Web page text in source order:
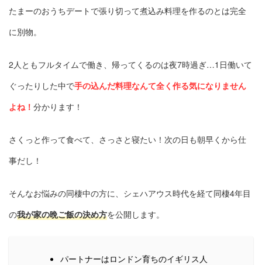
たまーのおうちデートで張り切って煮込み料理を作るのとは完全
に別物。
2人ともフルタイムで働き、帰ってくるのは夜7時過ぎ…1日働いて
ぐったりした中で手の込んだ料理なんて全く作る気になりません
よね！ 分かります！
さくっと作って食べて、さっさと寝たい！次の日も朝早くから仕
事だし！
そんなお悩みの同棲中の方に、シェハアウス時代を経て同棲4年目
の我が家の晩ご飯の決め方を公開します。
パートナーはロンドン育ちのイギリス人